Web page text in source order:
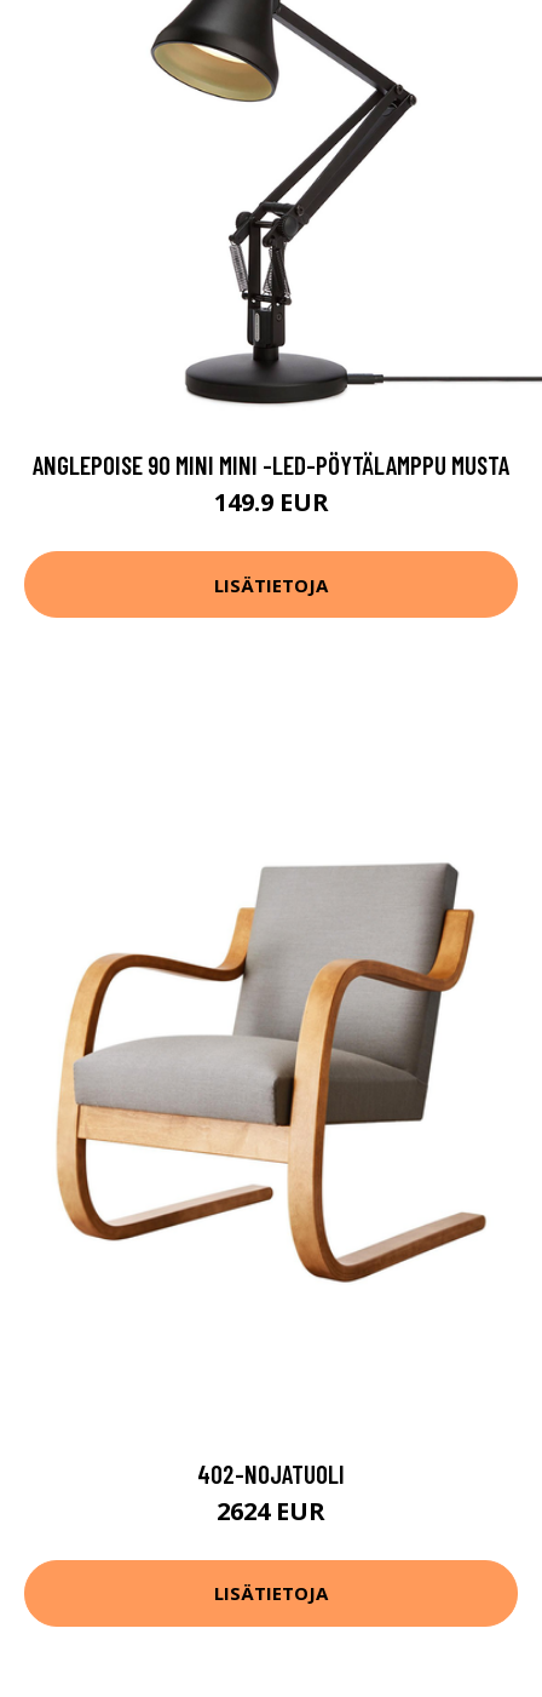
ANGLEPOISE 90 MINI MINI -LED-PÖYTÄLAMPPU MUSTA
149.9 EUR
LISÄTIETOJA
402-NOJATUOLI
2624 EUR
LISÄTIETOJA